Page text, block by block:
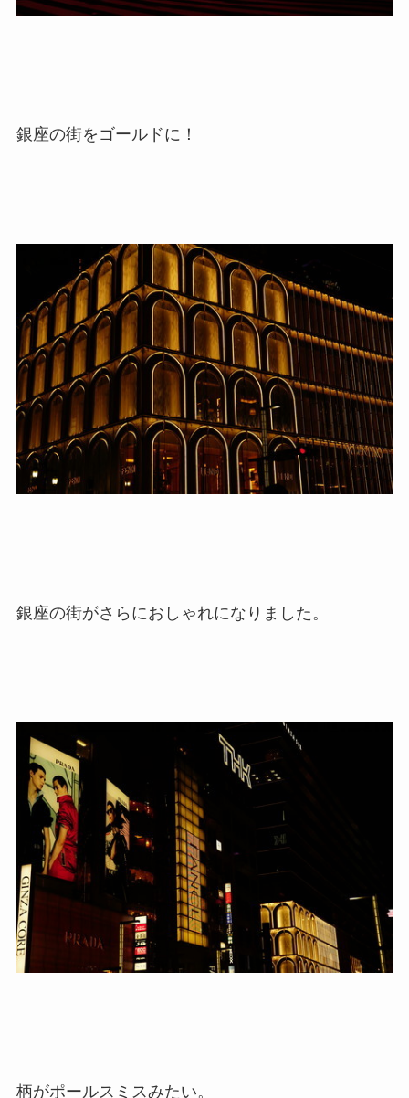
銀座の街をゴールドに！
銀座の街がさらにおしゃれになりました。
柄がポールスミスみたい。